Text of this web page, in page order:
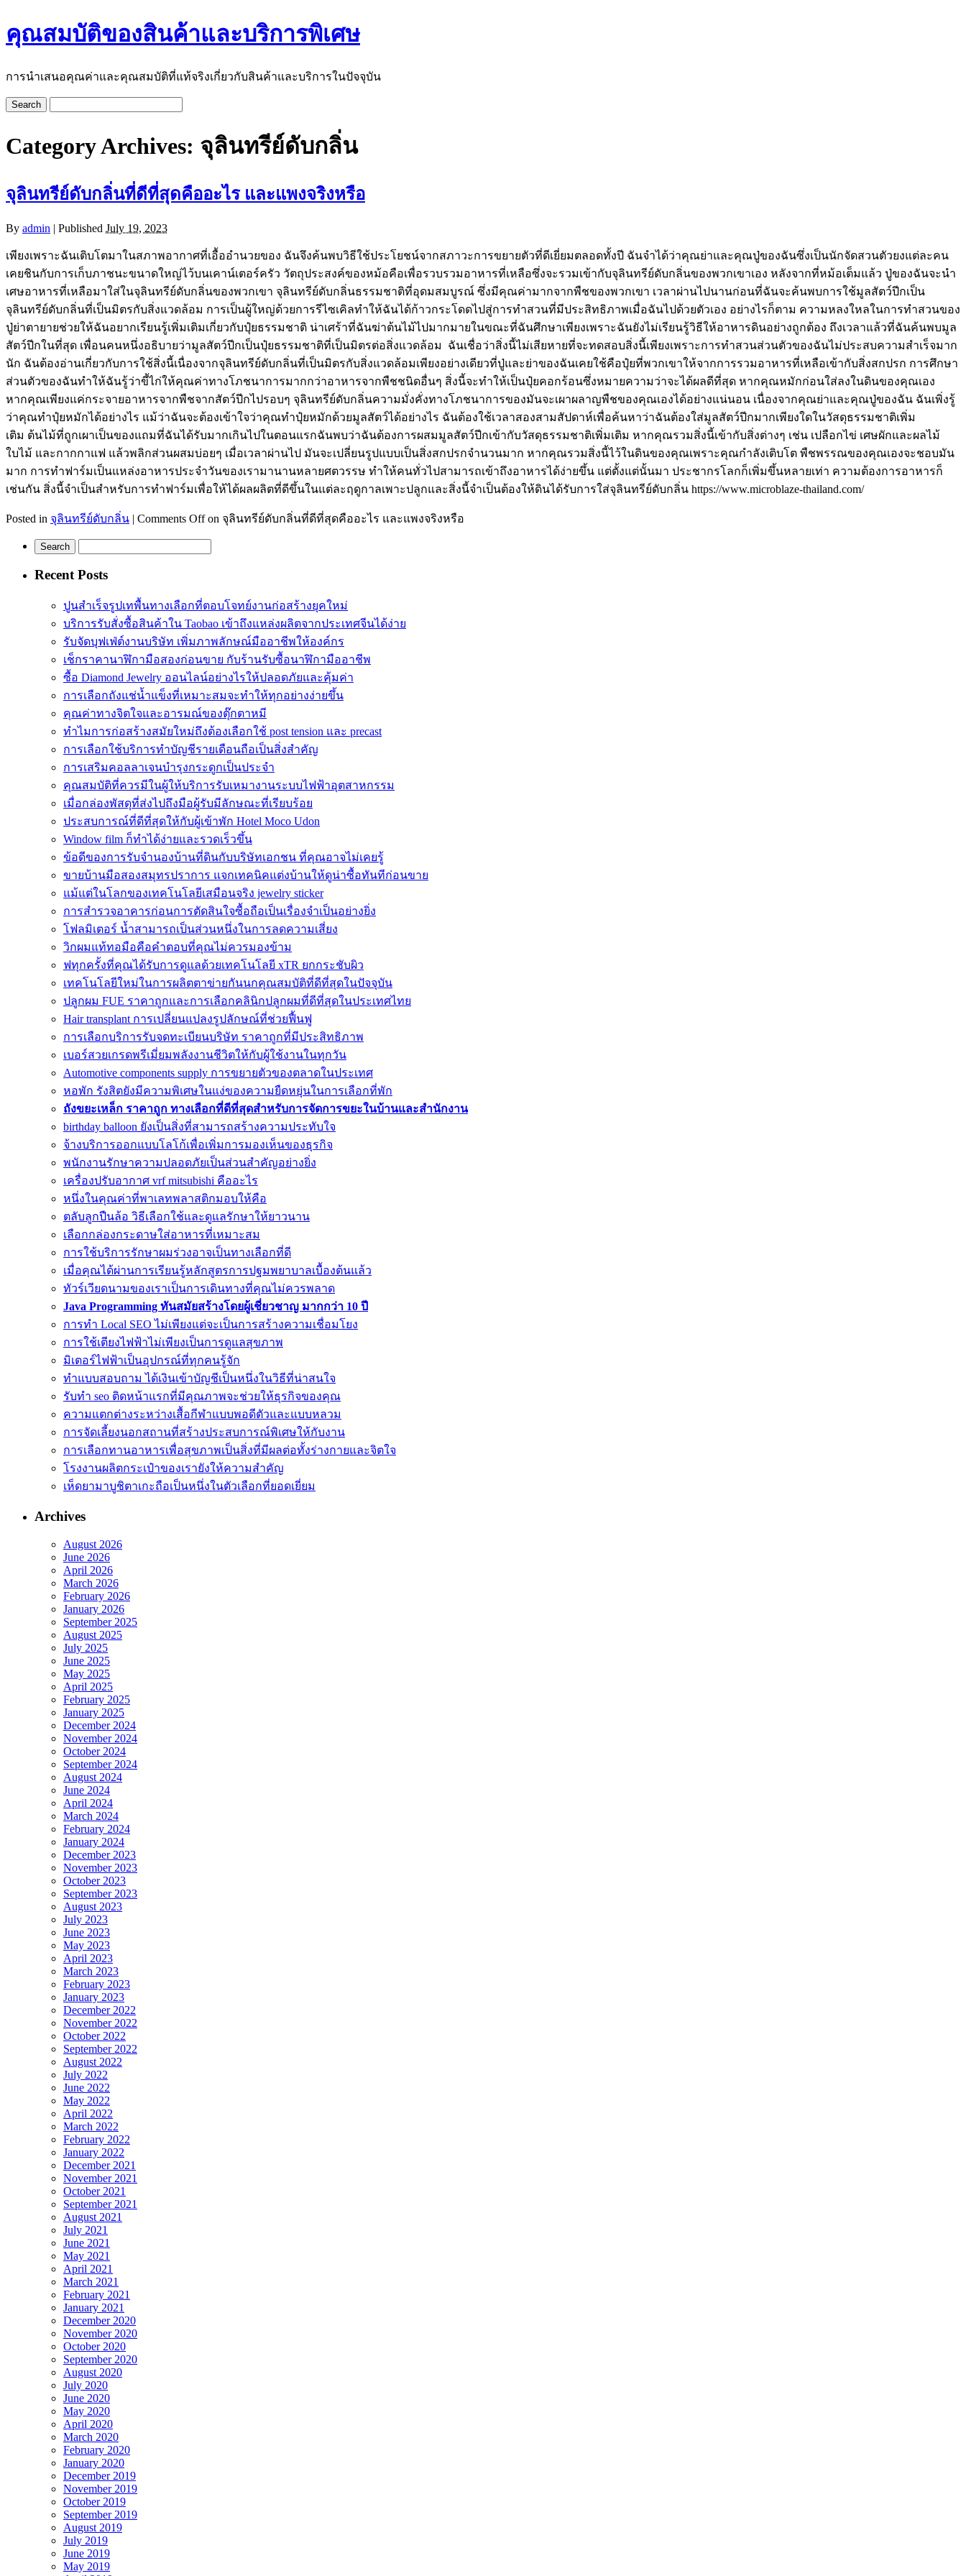
คุณสมบัติของสินค้าและบริการพิเศษ
การนำเสนอคุณค่าและคุณสมบัติที่แท้จริงเกี่ยวกับสินค้าและบริการในปัจจุบัน
Category Archives: จุลินทรีย์ดับกลิ่น
จุลินทรีย์ดับกลิ่นที่ดีที่สุดคืออะไร และแพงจริงหรือ
By admin | Published July 19, 2023
เพียงเพราะฉันเติบโตมาในสภาพอากาศที่เอื้ออำนวยของ ฉันจึงค้นพบวิธีใช้ประโยชน์จากสภาวะการขยายตัวที่ดีเยี่ยมตลอดทั้งปี ฉันจำได้ว่าคุณย่าและคุณปู่ของฉันซึ่งเป็นนักจัดสวนตัวยงแต่ละคน
เคยชินกับการเก็บภาชนะขนาดใหญ่ไว้บนเคาน์เตอร์ครัว วัตถุประสงค์ของหม้อคือเพื่อรวบรวมอาหารที่เหลือซึ่งจะรวมเข้ากับจุลินทรีย์ดับกลิ่นของพวกเขาเอง หลังจากที่หม้อเต็มแล้ว ปู่ของฉันจะนำ
เศษอาหารที่เหลือมาใส่ในจุลินทรีย์ดับกลิ่นของพวกเขา จุลินทรีย์ดับกลิ่นธรรมชาติที่อุดมสมบูรณ์ ซึ่งมีคุณค่ามากจากพืชของพวกเขา เวลาผ่านไปนานก่อนที่ฉันจะค้นพบการใช้มูลสัตว์ปีกเป็น
จุลินทรีย์ดับกลิ่นที่เป็นมิตรกับสิ่งแวดล้อม การเป็นผู้ใหญ่ด้วยการรีไซเคิลทำให้ฉันได้ก้าวกระโดดไปสู่การทำสวนที่มีประสิทธิภาพเมื่อฉันไปด้วยตัวเอง อย่างไรก็ตาม ความหลงใหลในการทำสวนของ
ปู่ย่าตายายช่วยให้ฉันอยากเรียนรู้เพิ่มเติมเกี่ยวกับปุ๋ยธรรมชาติ น่าเศร้าที่ฉันฆ่าต้นไม้ไปมากมายในขณะที่ฉันศึกษาเพียงเพราะฉันยังไม่เรียนรู้วิธีให้อาหารดินอย่างถูกต้อง ถึงเวลาแล้วที่ฉันค้นพบมูล
สัตว์ปีกในที่สุด เพื่อนคนหนึ่งอธิบายว่ามูลสัตว์ปีกเป็นปุ๋ยธรรมชาติที่เป็นมิตรต่อสิ่งแวดล้อม ฉันเชื่อว่าสิ่งนี้ไม่เสียหายที่จะทดสอบสิ่งนี้เพียงเพราะการทำสวนส่วนตัวของฉันไม่ประสบความสำเร็จมาก
นัก ฉันต้องอ่านเกี่ยวกับการใช้สิ่งนี้เนื่องจากจุลินทรีย์ดับกลิ่นที่เป็นมิตรกับสิ่งแวดล้อมเพียงอย่างเดียวที่ปู่และย่าของฉันเคยใช้คือปุ๋ยที่พวกเขาให้จากการรวมอาหารที่เหลือเข้ากับสิ่งสกปรก การศึกษา
ส่วนตัวของฉันทำให้ฉันรู้ว่าขี้ไก่ให้คุณค่าทางโภชนาการมากกว่าอาหารจากพืชชนิดอื่นๆ สิ่งนี้จะทำให้เป็นปุ๋ยคอกร้อนซึ่งหมายความว่าจะได้ผลดีที่สุด หากคุณหมักก่อนใส่ลงในดินของคุณเอง
หากคุณเพียงแค่กระจายอาหารจากพืชจากสัตว์ปีกไปรอบๆ จุลินทรีย์ดับกลิ่นความมั่งคั่งทางโภชนาการของมันจะเผาผลาญพืชของคุณเองได้อย่างแน่นอน เนื่องจากคุณย่าและคุณปู่ของฉัน ฉันเพิ่งรู้
ว่าคุณทำปุ๋ยหมักได้อย่างไร แม้ว่าฉันจะต้องเข้าใจว่าคุณทำปุ๋ยหมักด้วยมูลสัตว์ได้อย่างไร ฉันต้องใช้เวลาสองสามสัปดาห์เพื่อค้นหาว่าฉันต้องใส่มูลสัตว์ปีกมากเพียงใดในวัสดุธรรมชาติเพิ่ม
เติม ต้นไม้ที่ถูกเผาเป็นของแถมที่ฉันได้รับมากเกินไปในตอนแรกฉันพบว่าฉันต้องการผสมมูลสัตว์ปีกเข้ากับวัสดุธรรมชาติเพิ่มเติม หากคุณรวมสิ่งนี้เข้ากับสิ่งต่างๆ เช่น เปลือกไข่ เศษผักและผลไม้
ใบไม้ และกากกาแฟ แล้วพลิกส่วนผสมบ่อยๆ เมื่อเวลาผ่านไป มันจะเปลี่ยนรูปแบบเป็นสิ่งสกปรกจำนวนมาก หากคุณรวมสิ่งนี้ไว้ในดินของคุณเพราะคุณกำลังเติบโต พืชพรรณของคุณเองจะชอบมัน
มาก การทำฟาร์มเป็นแหล่งอาหารประจำวันของเรามานานหลายศตวรรษ ทำให้คนทั่วไปสามารถเข้าถึงอาหารได้ง่ายขึ้น แต่ตั้งแต่นั้นมา ประชากรโลกก็เพิ่มขึ้นหลายเท่า ความต้องการอาหารก็
เช่นกัน สิ่งนี้จำเป็นสำหรับการทำฟาร์มเพื่อให้ได้ผลผลิตที่ดีขึ้นในแต่ละฤดูกาลเพาะปลูกและสิ่งนี้จำเป็นต้องให้ดินได้รับการใส่จุลินทรีย์ดับกลิ่น https://www.microblaze-thailand.com/
Posted in จุลินทรีย์ดับกลิ่น | Comments Offon จุลินทรีย์ดับกลิ่นที่ดีที่สุดคืออะไร และแพงจริงหรือ
Recent Posts
ปูนสำเร็จรูปเทพื้นทางเลือกที่ตอบโจทย์งานก่อสร้างยุคใหม่
บริการรับสั่งซื้อสินค้าใน Taobao เข้าถึงแหล่งผลิตจากประเทศจีนได้ง่าย
รับจัดบุฟเฟ่ต์งานบริษัท เพิ่มภาพลักษณ์มืออาชีพให้องค์กร
เช็กราคานาฬิกามือสองก่อนขาย กับร้านรับซื้อนาฬิกามืออาชีพ
ซื้อ Diamond Jewelry ออนไลน์อย่างไรให้ปลอดภัยและคุ้มค่า
การเลือกถังแช่น้ำแข็งที่เหมาะสมจะทำให้ทุกอย่างง่ายขึ้น
คุณค่าทางจิตใจและอารมณ์ของตุ๊กตาหมี
ทำไมการก่อสร้างสมัยใหม่ถึงต้องเลือกใช้ post tension และ precast
การเลือกใช้บริการทำบัญชีรายเดือนถือเป็นสิ่งสำคัญ
การเสริมคอลลาเจนบำรุงกระดูกเป็นประจำ
คุณสมบัติที่ควรมีในผู้ให้บริการรับเหมางานระบบไฟฟ้าอุตสาหกรรม
เมื่อกล่องพัสดุที่ส่งไปถึงมือผู้รับมีลักษณะที่เรียบร้อย
ประสบการณ์ที่ดีที่สุดให้กับผู้เข้าพัก Hotel Moco Udon
Window film ก็ทำได้ง่ายและรวดเร็วขึ้น
ข้อดีของการรับจำนองบ้านที่ดินกับบริษัทเอกชน ที่คุณอาจไม่เคยรู้
ขายบ้านมือสองสมุทรปราการ แจกเทคนิคแต่งบ้านให้ดูน่าซื้อทันทีก่อนขาย
แม้แต่ในโลกของเทคโนโลยีเสมือนจริง jewelry sticker
การสำรวจอาคารก่อนการตัดสินใจซื้อถือเป็นเรื่องจำเป็นอย่างยิ่ง
โฟลมิเตอร์ น้ำสามารถเป็นส่วนหนึ่งในการลดความเสี่ยง
วิกผมแท้ทอมือคือคำตอบที่คุณไม่ควรมองข้าม
ฟทุกครั้งที่คุณได้รับการดูแลด้วยเทคโนโลยี xTR ยกกระชับผิว
เทคโนโลยีใหม่ในการผลิตตาข่ายกันนกคุณสมบัติที่ดีที่สุดในปัจจุบัน
ปลูกผม FUE ราคาถูกและการเลือกคลินิกปลูกผมที่ดีที่สุดในประเทศไทย
Hair transplant การเปลี่ยนแปลงรูปลักษณ์ที่ช่วยฟื้นฟู
การเลือกบริการรับจดทะเบียนบริษัท ราคาถูกที่มีประสิทธิภาพ
เบอร์สวยเกรดพรีเมี่ยมพลังงานชีวิตให้กับผู้ใช้งานในทุกวัน
Automotive components supply การขยายตัวของตลาดในประเทศ
หอพัก รังสิตยังมีความพิเศษในแง่ของความยืดหยุ่นในการเลือกที่พัก
ถังขยะเหล็ก ราคาถูก ทางเลือกที่ดีที่สุดสำหรับการจัดการขยะในบ้านและสำนักงาน
birthday balloon ยังเป็นสิ่งที่สามารถสร้างความประทับใจ
จ้างบริการออกแบบโลโก้เพื่อเพิ่มการมองเห็นของธุรกิจ
พนักงานรักษาความปลอดภัยเป็นส่วนสำคัญอย่างยิ่ง
เครื่องปรับอากาศ vrf mitsubishi คืออะไร
หนึ่งในคุณค่าที่พาเลทพลาสติกมอบให้คือ
ตลับลูกปืนล้อ วิธีเลือกใช้และดูแลรักษาให้ยาวนาน
เลือกกล่องกระดาษใส่อาหารที่เหมาะสม
การใช้บริการรักษาผมร่วงอาจเป็นทางเลือกที่ดี
เมื่อคุณได้ผ่านการเรียนรู้หลักสูตรการปฐมพยาบาลเบื้องต้นแล้ว
ทัวร์เวียดนามของเราเป็นการเดินทางที่คุณไม่ควรพลาด
Java Programming ทันสมัยสร้างโดยผู้เชี่ยวชาญ มากกว่า 10 ปี
การทำ Local SEO ไม่เพียงแต่จะเป็นการสร้างความเชื่อมโยง
การใช้เตียงไฟฟ้าไม่เพียงเป็นการดูแลสุขภาพ
มิเตอร์ไฟฟ้าเป็นอุปกรณ์ที่ทุกคนรู้จัก
ทำแบบสอบถาม ได้เงินเข้าบัญชีเป็นหนึ่งในวิธีที่น่าสนใจ
รับทำ seo ติดหน้าแรกที่มีคุณภาพจะช่วยให้ธุรกิจของคุณ
ความแตกต่างระหว่างเสื้อกีฬาแบบพอดีตัวและแบบหลวม
การจัดเลี้ยงนอกสถานที่สร้างประสบการณ์พิเศษให้กับงาน
การเลือกทานอาหารเพื่อสุขภาพเป็นสิ่งที่มีผลต่อทั้งร่างกายและจิตใจ
โรงงานผลิตกระเป๋าของเรายังให้ความสำคัญ
เห็ดยามาบูชิตาเกะถือเป็นหนึ่งในตัวเลือกที่ยอดเยี่ยม
Archives
August 2026
June 2026
April 2026
March 2026
February 2026
January 2026
September 2025
August 2025
July 2025
June 2025
May 2025
April 2025
February 2025
January 2025
December 2024
November 2024
October 2024
September 2024
August 2024
June 2024
April 2024
March 2024
February 2024
January 2024
December 2023
November 2023
October 2023
September 2023
August 2023
July 2023
June 2023
May 2023
April 2023
March 2023
February 2023
January 2023
December 2022
November 2022
October 2022
September 2022
August 2022
July 2022
June 2022
May 2022
April 2022
March 2022
February 2022
January 2022
December 2021
November 2021
October 2021
September 2021
August 2021
July 2021
June 2021
May 2021
April 2021
March 2021
February 2021
January 2021
December 2020
November 2020
October 2020
September 2020
August 2020
July 2020
June 2020
May 2020
April 2020
March 2020
February 2020
January 2020
December 2019
November 2019
October 2019
September 2019
August 2019
July 2019
June 2019
May 2019